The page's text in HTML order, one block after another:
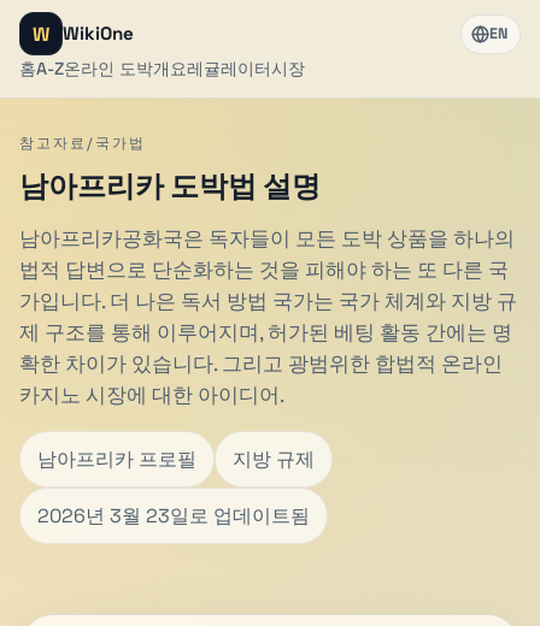
W WikiOne
홈A-Z온라인 도박개요레귤레이터시장
EN
참고자료/국가법
남아프리카 도박법 설명
남아프리카공화국은 독자들이 모든 도박 상품을 하나의
법적 답변으로 단순화하는 것을 피해야 하는 또 다른 국
가입니다. 더 나은 독서 방법 국가는 국가 체계와 지방 규
제 구조를 통해 이루어지며, 허가된 베팅 활동 간에는 명
확한 차이가 있습니다. 그리고 광범위한 합법적 온라인
카지노 시장에 대한 아이디어.
남아프리카 프로필 지방 규제
2026년 3월 23일로 업데이트됨